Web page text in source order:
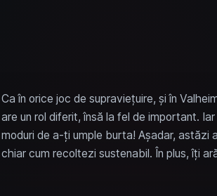
Ca în orice joc de supraviețuire, și în
are un rol diferit, însă la fel de important.
moduri de a-ți umple burta! Așadar, astăzi
chiar cum recoltezi sustenabil. În plus, îți